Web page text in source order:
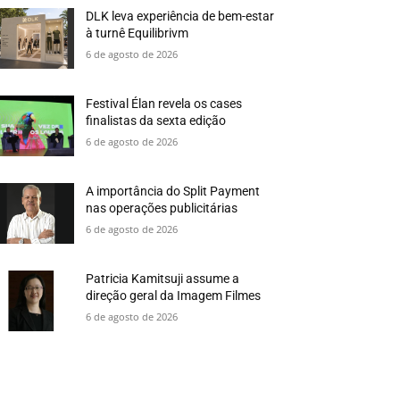
DLK leva experiência de bem-estar
à turnê Equilibrivm
6 de agosto de 2026
Festival Élan revela os cases
finalistas da sexta edição
6 de agosto de 2026
A importância do Split Payment
nas operações publicitárias
6 de agosto de 2026
Patricia Kamitsuji assume a
direção geral da Imagem Filmes
6 de agosto de 2026